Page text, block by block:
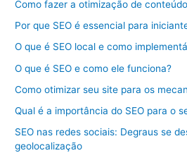
Como fazer a otimização de
Por que SEO é essencial para
O que é SEO local e como
O que é SEO e como ele funciona?
Como otimizar seu site para os
Qual é a importância do SEO para o
SEO nas redes sociais: Degraus se
geolocalização